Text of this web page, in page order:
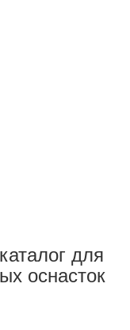
для
оснасток